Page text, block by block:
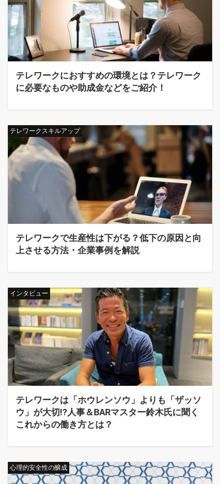
テレワークにおすすめの環境とは？テレワーク
に必要なものや助成金などをご紹介！
テレワークスキルアップ
テレワークで生産性は下がる？低下の原因と向
上させる方法・企業事例を解説
インタビュー
テレワークは「ホウレンソウ」よりも「ザッソ
ウ」が大切!?人事＆BARマスター鈴木氏に聞く
これからの働き方とは？
心理的安全性の醸成